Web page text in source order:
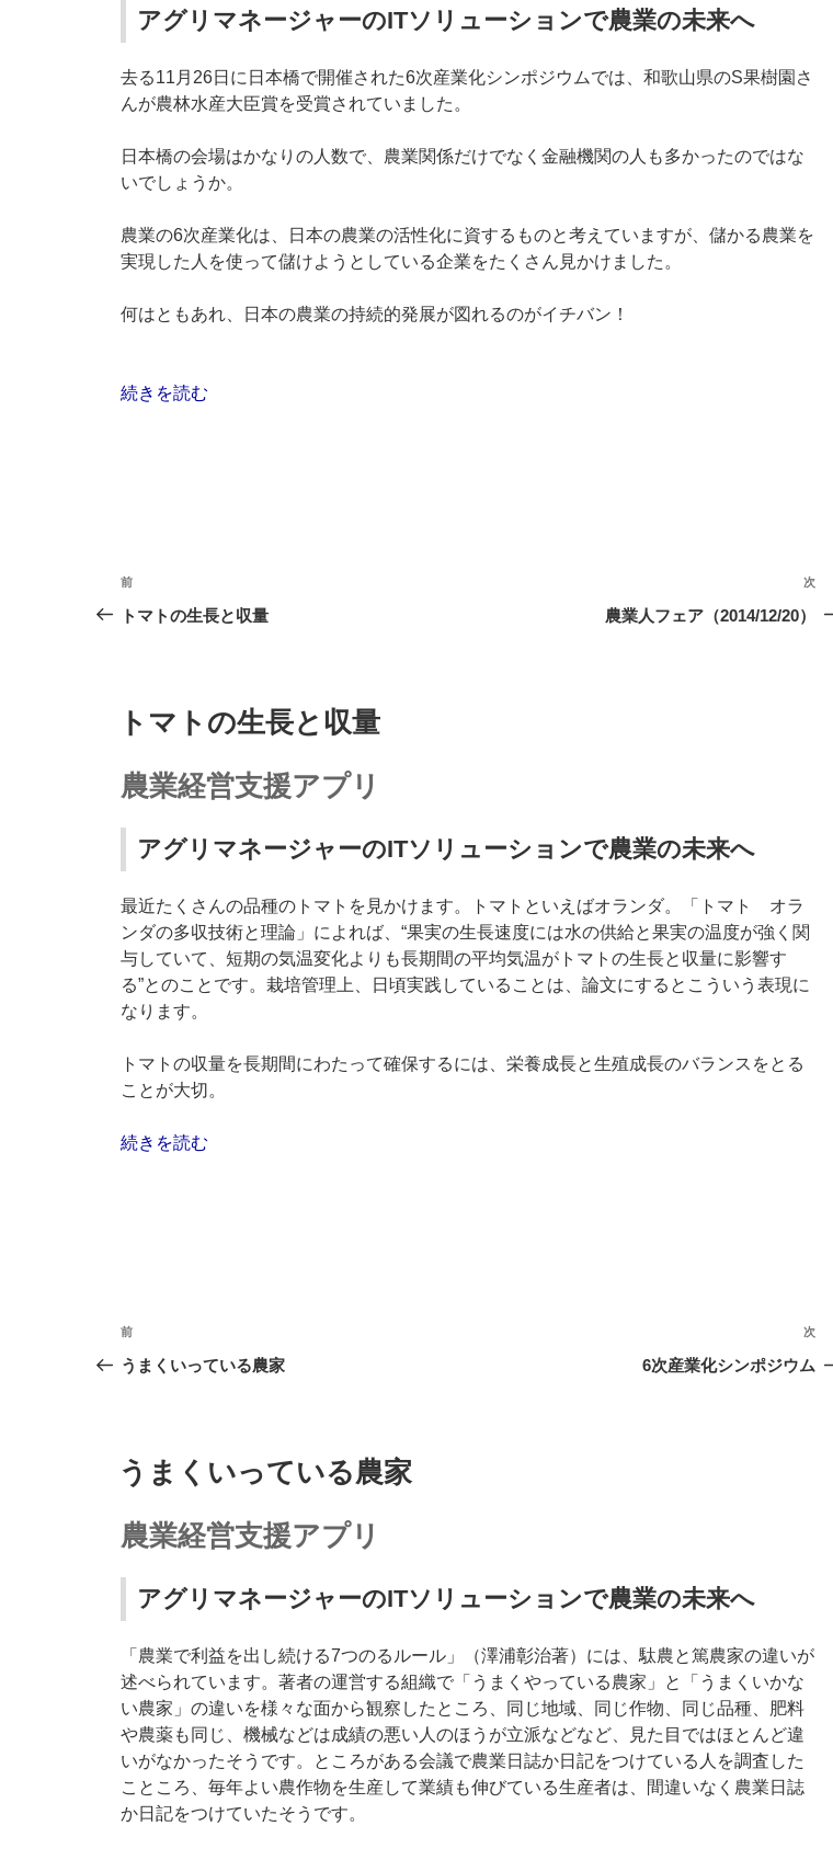
ョ
ン
アグリマネージャーのITソリューションで農業の未来へ
去る11月26日に日本橋で開催された6次産業化シンポジウムでは、和歌山県のS果樹園さ
んが農林水産大臣賞を受賞されていました。
日本橋の会場はかなりの人数で、農業関係だけでなく金融機関の人も多かったのではな
いでしょうか。
農業の6次産業化は、日本の農業の活性化に資するものと考えていますが、儲かる農業を
実現した人を使って儲けようとしている企業をたくさん見かけました。
何はともあれ、日本の農業の持続的発展が図れるのがイチバン！
“6
ポ
ウ
続きを読む
投
稿
ゲ
ー
ョ
ン
前
の
前
トマトの生長と収量
次
の
次
農業人フェア（2014/12/20）
トマトの生長と収量
農業経営支援アプリ
アグリマネージャーのITソリューションで農業の未来へ
最近たくさんの品種のトマトを見かけます。トマトといえばオランダ。「トマト オラ
ンダの多収技術と理論」によれば、“果実の生長速度には水の供給と果実の温度が強く関
与していて、短期の気温変化よりも長期間の平均気温がトマトの生長と収量に影響す
る”とのことです。栽培管理上、日頃実践していることは、論文にするとこういう表現に
なります。
トマトの収量を長期間にわたって確保するには、栄養成長と生殖成長のバランスをとる
ことが大切。
“ト
収
の
続きを読む
投
稿
ゲ
ー
ョ
ン
前
の
前
うまくいっている農家
次
の
次
6次産業化シンポジウム
投
稿
日:
うまくいっている農家
農業経営支援アプリ
アグリマネージャーのITソリューションで農業の未来へ
「農業で利益を出し続ける7つのるルール」（澤浦彰治著）には、駄農と篤農家の違いが
述べられています。著者の運営する組織で「うまくやっている農家」と「うまくいかな
い農家」の違いを様々な面から観察したところ、同じ地域、同じ作物、同じ品種、肥料
や農薬も同じ、機械などは成績の悪い人のほうが立派などなど、見た目ではほとんど違
いがなかったそうです。ところがある会議で農業日誌か日記をつけている人を調査した
こところ、毎年よい農作物を生産して業績も伸びている生産者は、間違いなく農業日誌
か日記をつけていたそうです。